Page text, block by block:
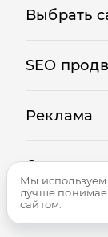
Логотипы
Мы используем
лучше
сайтом.